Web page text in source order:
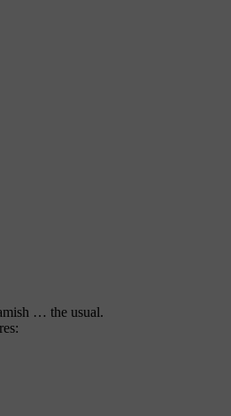
… the usual.